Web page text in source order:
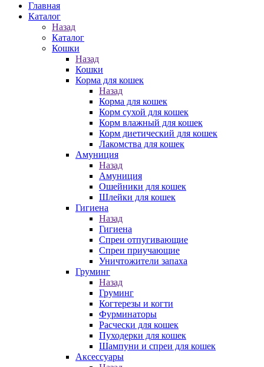
Главная
Каталог
Назад
Каталог
Кошки
Назад
Кошки
Корма для кошек
Назад
Корма для кошек
Корм сухой для кошек
Корм влажный для кошек
Корм диетический для кошек
Лакомства для кошек
Амуниция
Назад
Амуниция
Ошейники для кошек
Шлейки для кошек
Гигиена
Назад
Гигиена
Спреи отпугивающие
Спреи приучающие
Уничтожители запаха
Груминг
Назад
Груминг
Когтерезы и когти
Фурминаторы
Расчески для кошек
Пуходерки для кошек
Шампуни и спреи для кошек
Аксессуары